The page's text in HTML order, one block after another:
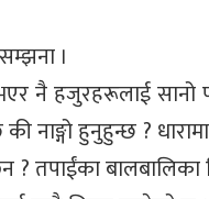
।
नै हजुरहरूलाई
नाङ्गो हुनुहुन्छ ?
? तपाईंका